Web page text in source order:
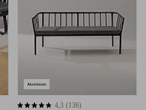
4,3 perustuen 136 arvosanaan
4,3 (136)